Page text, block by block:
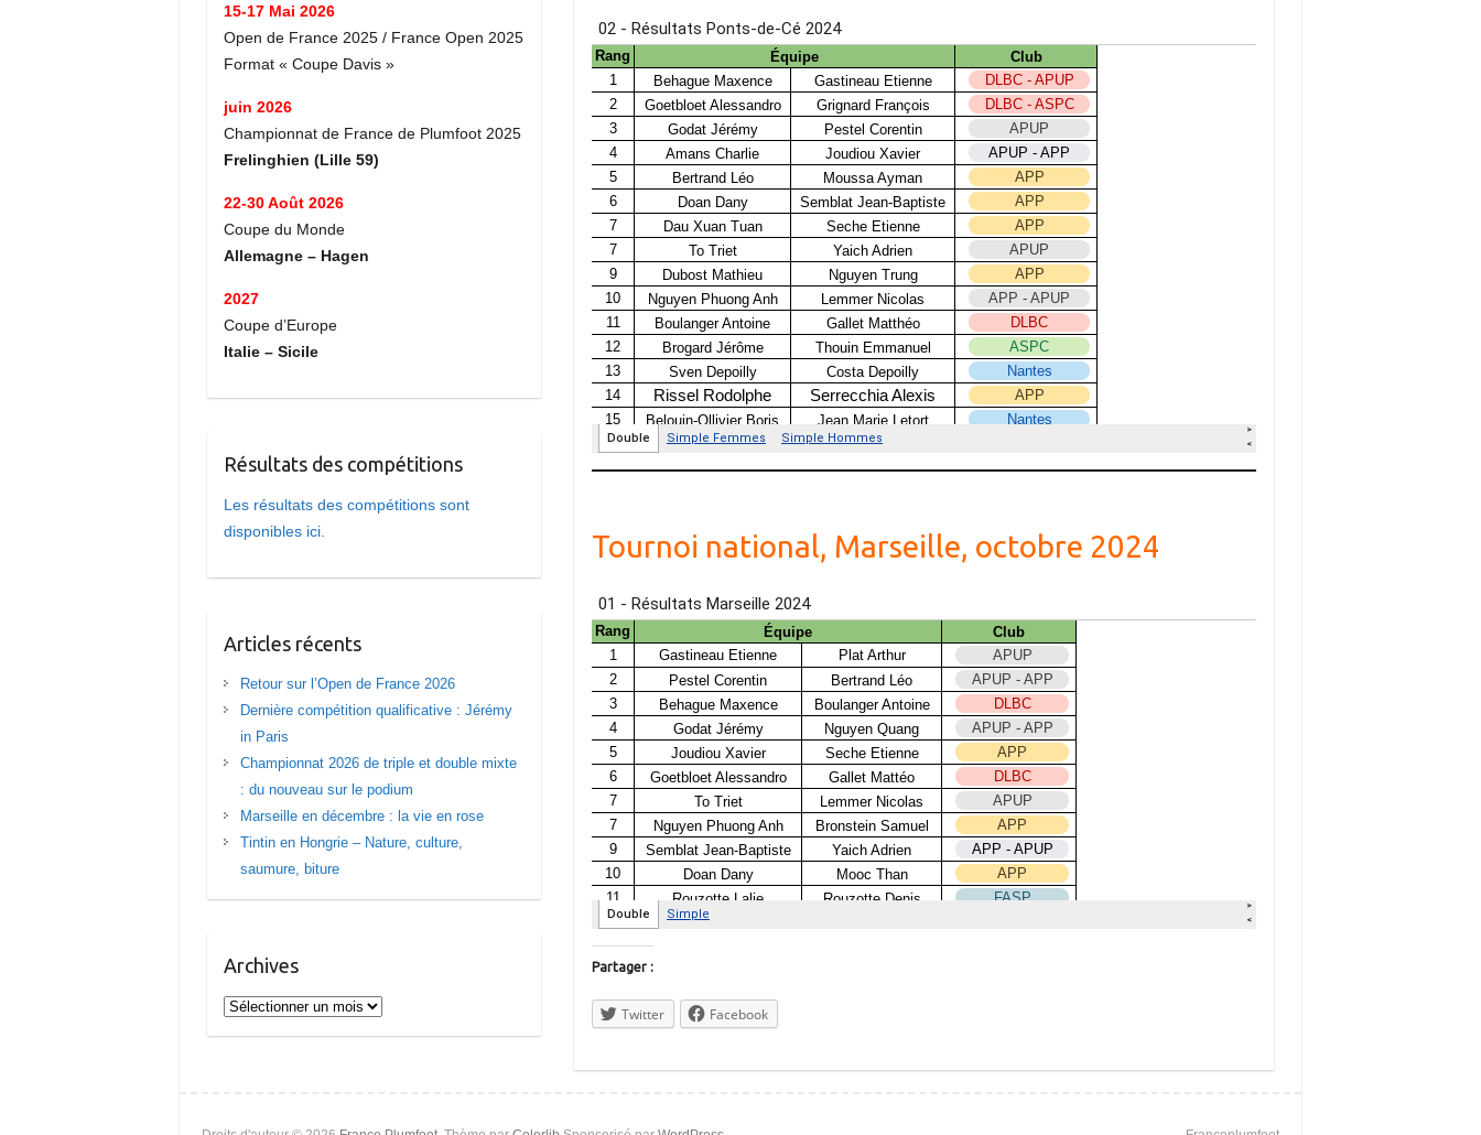
Tournoi national, Marseille, octobre 2024
Partager :
Twitter Facebook
15-17 Mai 2026
Open de France 2025 / France Open 2025
Format « Coupe Davis »
juin 2026
Championnat de France de Plumfoot 2025
Frelinghien (Lille 59)
22-30 Août 2026
Coupe du Monde
Allemagne – Hagen
2027
Coupe d’Europe
Italie – Sicile
Résultats des compétitions
Les résultats des compétitions sont
disponibles ici.
Articles récents
Retour sur l’Open de France 2026
Dernière compétition qualificative : Jérémy
in Paris
Championnat 2026 de triple et double mixte
: du nouveau sur le podium
Marseille en décembre : la vie en rose
Tintin en Hongrie – Nature, culture,
saumure, biture
Archives
Archives